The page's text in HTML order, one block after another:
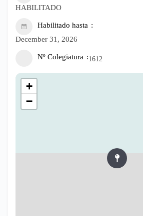
HABILITADO
Habilitado hasta
December 31, 2026
Nº Colegiatura 1612
+
−